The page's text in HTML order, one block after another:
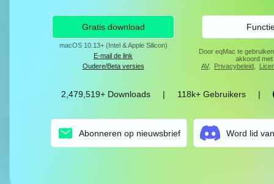
Gratis download
macOS 10.13+ (Intel & Apple Silicon)
E-mail de link
Oudere/Beta versies
Door eqMac te
akkoord met
AV, Privacybeleid
2,479,519+ Downloads | 118k+ Gebruikers |
Abonneren op nieuwsbrief Word lid